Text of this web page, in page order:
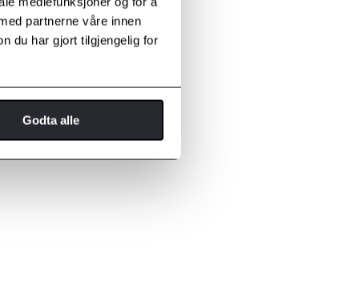
partnerne våre innen
du har gjort tilgjengelig for
Godta alle